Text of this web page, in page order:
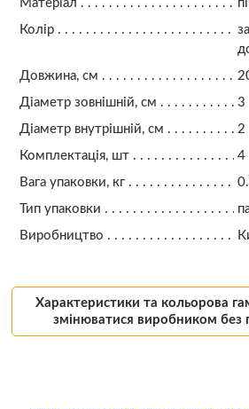
Матеріал
Колір
Довжина, см
Діаметр зовнішній, см
3
Діаметр внутрішній, см
2
Комплектація, шт
4
Вага упаковки, кг
Тип упаковки
Виробництво
Характеристики та кольорова
змінюватися виробником без